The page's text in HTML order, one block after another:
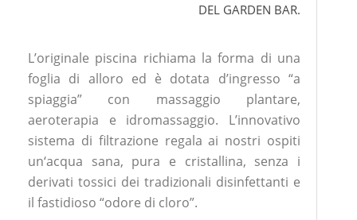
DEL GARDEN BAR.
L’originale piscina richiama la forma di una
foglia di alloro ed è dotata d’ingresso “a
spiaggia” con massaggio plantare,
aeroterapia e idromassaggio. L’innovativo
sistema di filtrazione regala ai nostri ospiti
un‘acqua sana, pura e cristallina, senza i
derivati tossici dei tradizionali disinfettanti e
il fastidioso “odore di cloro”.